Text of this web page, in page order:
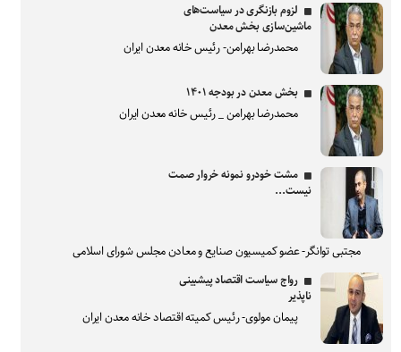
لزوم بازنگری در سیاست‌های
ماشین‌سازی بخش معدن
محمدرضا بهرامن- رئیس خانه معدن ایران
بخش معدن در بودجه ۱۴۰۱
محمدرضا بهرامن _ رئیس خانه معدن ایران
مشت خودرو نمونه خروار صمت
نیست...
مجتبی توانگر- عضو کمیسیون صنایع و معادن مجلس شورای اسلامی
رواج سیاست اقتصاد پیشبینی
ناپذیر
پیمان مولوی- رئیس کمیته اقتصاد خانه معدن ایران